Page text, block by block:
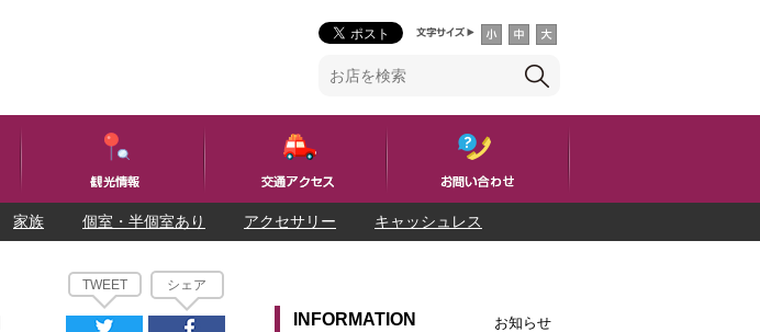
家族 個室・半個室あり アクセサリー キャッシュレス
INFORMATION お知らせ
TWEET シェア